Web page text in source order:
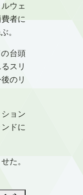
ウェ
者に
。
台頭
スリ
のリ
ョン
ドに
た。